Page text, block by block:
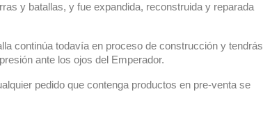
y batallas, y fue expandida, reconstruida y reparada
continúa todavía en proceso de construcción y tendrás
ante los ojos del Emperador.
pedido que contenga productos en pre-venta se